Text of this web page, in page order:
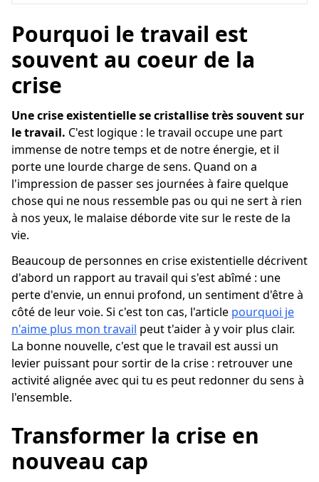
Pourquoi le travail est
souvent au coeur de la
crise
Une crise existentielle se cristallise très souvent sur
le travail. C'est logique : le travail occupe une part
immense de notre temps et de notre énergie, et il
porte une lourde charge de sens. Quand on a
l'impression de passer ses journées à faire quelque
chose qui ne nous ressemble pas ou qui ne sert à rien
à nos yeux, le malaise déborde vite sur le reste de la
vie.
Beaucoup de personnes en crise existentielle décrivent
d'abord un rapport au travail qui s'est abîmé : une
perte d'envie, un ennui profond, un sentiment d'être à
côté de leur voie. Si c'est ton cas, l'article pourquoi je
n'aime plus mon travail peut t'aider à y voir plus clair.
La bonne nouvelle, c'est que le travail est aussi un
levier puissant pour sortir de la crise : retrouver une
activité alignée avec qui tu es peut redonner du sens à
l'ensemble.
Transformer la crise en
nouveau cap